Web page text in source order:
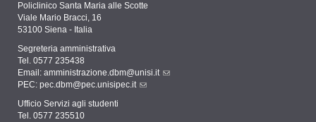
Policlinico Santa Maria alle Scotte
Viale Mario Bracci, 16
53100 Siena - Italia
Segreteria amministrativa
Tel. 0577 235438
Email: amministrazione.dbm@unisi.it
PEC: pec.dbm@pec.unisipec.it
Ufficio Servizi agli studenti
Tel. 0577 235510